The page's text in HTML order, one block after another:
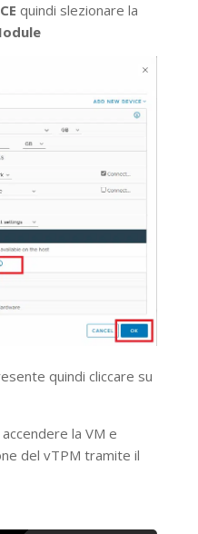
quindi slezionare la
quindi cliccare su
la VM e
del vTPM tramite il